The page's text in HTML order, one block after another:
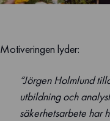
Motiveringen lyder:
“Jörgen Holmlund
utbildning och
säkerhetsarbete har